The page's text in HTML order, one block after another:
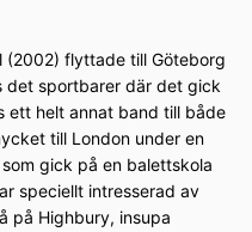
(2002) flyttade till Göteborg
det sportbarer där det gick
ett helt annat band till både
till London under en
gick på en balettskola
speciellt intresserad av
på Highbury, insupa